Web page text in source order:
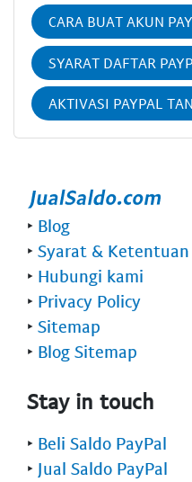
CARA BUAT AKUN
SYARAT DAFTAR
AKTIVASI PAYPAL
‣ Blog
‣ Syarat & Ketentuan
‣ Hubungi kami
‣ Privacy Policy
‣ Sitemap
‣ Blog Sitemap
Stay in touch
‣ Beli Saldo PayPal
‣ Jual Saldo PayPal